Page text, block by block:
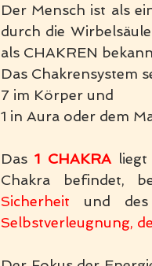
Der Mensch ist als
durch die
als CHAKREN
Das Chakrensystem
7 im Körper und
1 in Aura oder dem
Das 1 CHAKRA
Sicherheit und
Selbstverleugnung,